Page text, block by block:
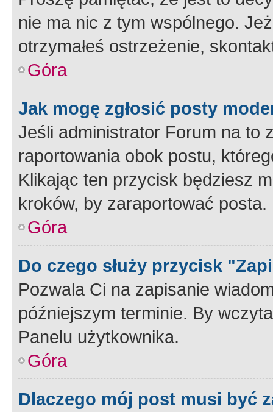
nie ma nic z tym wspólnego.
otrzymałeś ostrzeżenie,
Góra
Jak mogę zgłosić posty
Jeśli administrator Forum na to
raportowania obok postu,
Klikając ten przycisk będziesz
kroków, by zaraportować posta.
Góra
Do czego służy przycisk
Pozwala Ci na zapisanie
późniejszym terminie. By
Panelu użytkownika.
Góra
Dlaczego mój post musi być